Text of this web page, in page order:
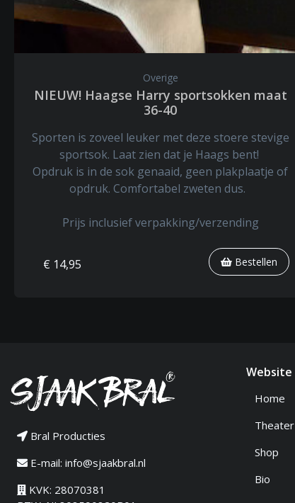
Overige
NIEUW! Haagse Harry sportsokken maat
36-40
Sporten is zoveel leuker met deze stoere stevige
sportsok. Laat zien dat je Haags bent!
Opdruk is in de sok genaaid, geen plakplaatje of
opdruk. Comfortabel zweten dus.
Prijs inclusief verpakking/verzending
€ 14,95 Bestellen
Bral Producties
E-mail: info@sjaakbral.nl
KVK: 28070381
Website
Home
Theater
Shop
Bio